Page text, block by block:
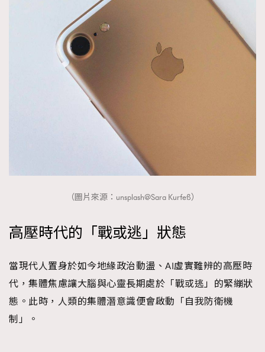
（圖片來源：unsplash@Sara Kurfeß）
高壓時代的「戰或逃」狀態
當現代人置身於如今地緣政治動盪、AI虛實難辨的高壓時
代，集體焦慮讓大腦與心靈長期處於「戰或逃」的緊繃狀
態。此時，人類的集體潛意識便會啟動「自我防衛機
制」。